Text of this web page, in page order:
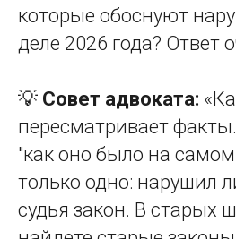
которые обоснуют
деле 2026 года? Ответ
💡 Совет адвоката:
пересматривает
"как оно было на
только одно: нарушил
судья закон. В старых